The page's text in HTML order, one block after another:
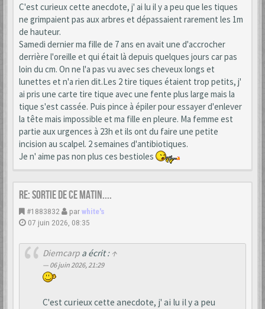
C'est curieux cette anecdote, j' ai lu il y a peu que les tiques
ne grimpaient pas aux arbres et dépassaient rarement les 1m
de hauteur.
Samedi dernier ma fille de 7 ans en avait une d'accrocher
derrière l'oreille et qui était là depuis quelques jours car pas
loin du cm. On ne l'a pas vu avec ses cheveux longs et
lunettes et n'a rien dit.Les 2 tire tiques étaient trop petits, j'
ai pris une carte tire tique avec une fente plus large mais la
tique s'est cassée. Puis pince à épiler pour essayer d'enlever
la tête mais impossible et ma fille en pleure. Ma femme est
partie aux urgences à 23h et ils ont du faire une petite
incision au scalpel. 2 semaines d'antibiotiques.
Je n' aime pas non plus ces bestioles
Re: Sortie de ce matin....
#1883832 parwhite's
07 juin 2026, 08:35
Diemcarpa écrit : ↑
06 juin 2026, 21:29
C'est curieux cette anecdote, j' ai lu il y a peu